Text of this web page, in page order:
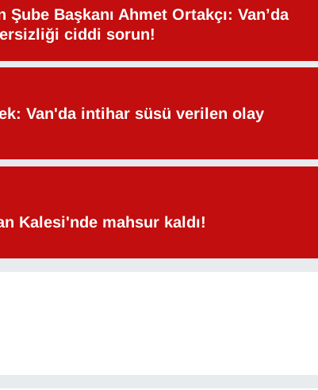
Şube Başkanı Ahmet Ortakçı: Van’da
ciddi sorun!
Van'da intihar süsü verilen olay
Kalesi'nde mahsur kaldı!